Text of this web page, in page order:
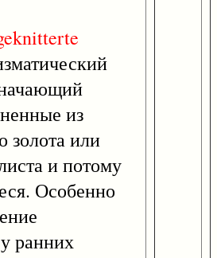
из
золота или
и потому
Особенно
ранних